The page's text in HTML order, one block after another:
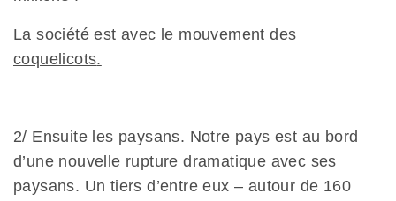
La société est avec le mouvement des
coquelicots.
2/ Ensuite les paysans. Notre pays est au bord
d’une nouvelle rupture dramatique avec ses
paysans. Un tiers d’entre eux – autour de 160